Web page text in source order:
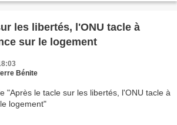
les libertés, l'ONU tacle à
sur le logement
Bénite